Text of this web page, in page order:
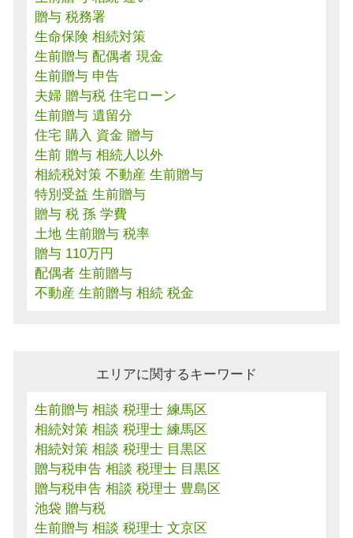
贈与 税務署
生命保険 相続対策
生前贈与 配偶者 現金
生前贈与 申告
夫婦 贈与税 住宅ローン
生前贈与 遺留分
住宅 購入 資金 贈与
生前 贈与 相続人以外
相続税対策 不動産 生前贈与
特別受益 生前贈与
贈与 税 孫 学費
土地 生前贈与 税率
贈与 110万円
配偶者 生前贈与
不動産 生前贈与 相続 税金
エリアに関するキーワード
生前贈与 相談 税理士 練馬区
相続対策 相談 税理士 練馬区
相続対策 相談 税理士 目黒区
贈与税申告 相談 税理士 目黒区
贈与税申告 相談 税理士 豊島区
池袋 贈与税
生前贈与 相談 税理士 文京区